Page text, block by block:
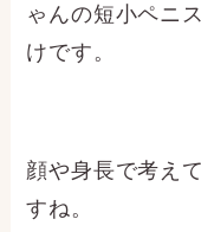
ゃんの短小ペニ
けです。
顔や身長で考え
すね。